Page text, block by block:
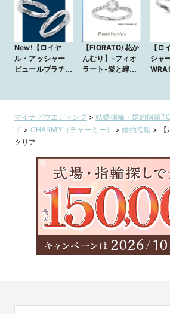
New!【ロイヤ
ル・アッシャー
ピュールプラチ
1 ～オランダ語
で“ピュア“を意味
する純プラチナの
リング～
【FIORATO/花か
んむり】-フィオ
ラート-愛と絆の
る喜びの瞬間をい
つまでも
_GL15F1E002W
DM9H
【ロ
シャ
マイナビウエディング>結婚指輪・婚約指輪
ド > CHARMY（チャーミー） >婚約指輪 >
クリア